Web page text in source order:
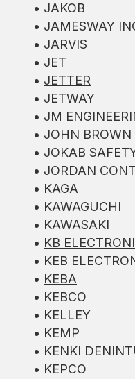
• JAKOB
• JAMESWAY
• JARVIS
• JET
• JETTER
• JETWAY
• JM
• JOHN BROWN
• JOKAB
• JORDAN
• KAGA
• KAWAGUCHI
• KAWASAKI
• KB
• KEB
• KEBA
• KEBCO
• KELLEY
• KEMP
• KENKI
• KEPCO